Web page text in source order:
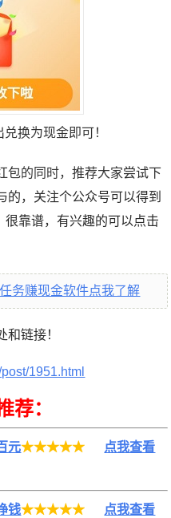
换为现金即可！
包的同时，推荐大家尝试下
的，关注个公众号可以得到
很靠谱，有兴趣的可以点击
务赚现金软件点我了解
和链接！
1951.html
荐：
元★★★★★
点我查看
钱★★★★★
点我查看